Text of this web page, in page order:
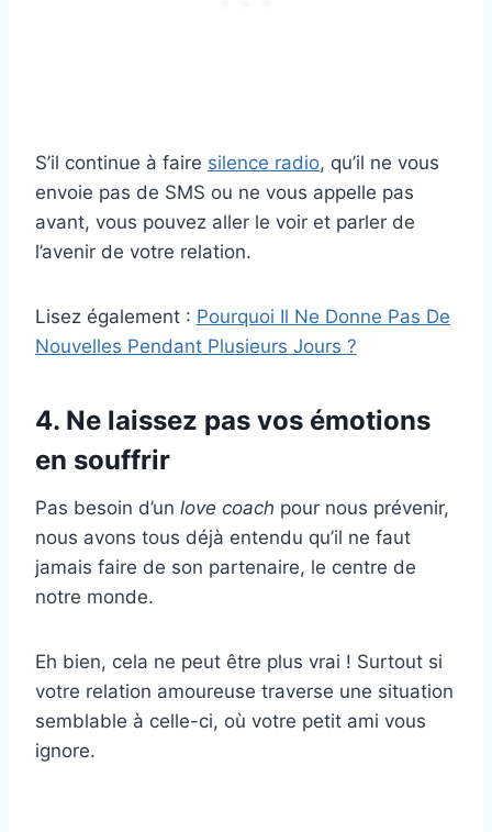
S’il continue à faire silence radio, qu’il ne vous
envoie pas de SMS ou ne vous appelle pas
avant, vous pouvez aller le voir et parler de
l’avenir de votre relation.
Lisez également : Pourquoi Il Ne Donne Pas De
Nouvelles Pendant Plusieurs Jours ?
4. Ne laissez pas vos émotions
en souffrir
Pas besoin d’un love coach pour nous prévenir,
nous avons tous déjà entendu qu’il ne faut
jamais faire de son partenaire, le centre de
notre monde.
Eh bien, cela ne peut être plus vrai ! Surtout si
votre relation amoureuse traverse une situation
semblable à celle-ci, où votre petit ami vous
ignore.